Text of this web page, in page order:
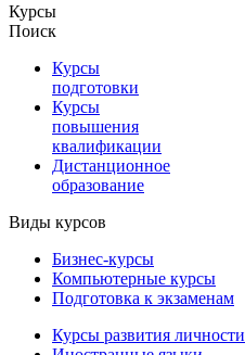
Курсы
Поиск
Курсы
подготовки
Курсы
повышения
квалификации
Дистанционное
образование
Виды курсов
Бизнес-курсы
Компьютерные курсы
Подготовка к экзаменам
Курсы развития личности